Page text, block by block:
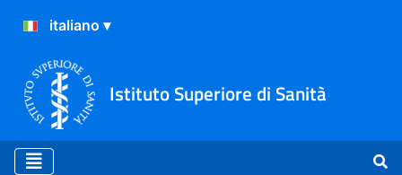
Istituto Superiore di Sanità